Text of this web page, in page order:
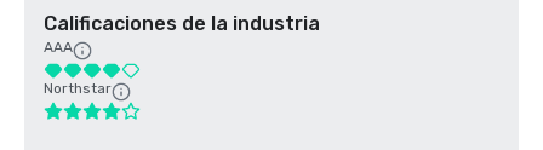
Calificaciones de la industria
AAA
Northstar